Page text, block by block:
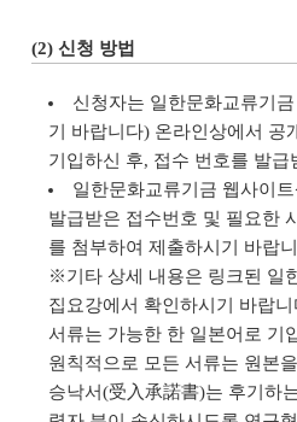
(2) 신청 방법
신청자는 일한문화교류기
기 바랍니다) 온라인상에서 공
기입하신 후, 접수 번호를 발급
일한문화교류기금 웹사이
발급받은 접수번호 및 필요한
를 첨부하여 제출하시기 바랍
※기타 상세 내용은 링크된 일
집요강에서 확인하시기 바랍니
서류는 가능한 한 일본어로 기
원칙적으로 모든 서류는 원본
승낙서(受入承諾書)는 후기하